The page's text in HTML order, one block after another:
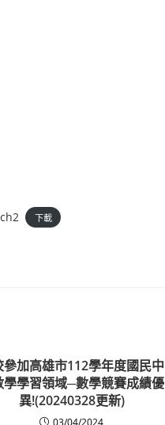
下載
參加高雄市112學年度國民中
學學習領域─數學競賽成績優
異!(20240328更新)
03/04/2024